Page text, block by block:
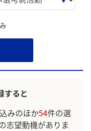
すると
みのほか54件の選
志望動機がありま